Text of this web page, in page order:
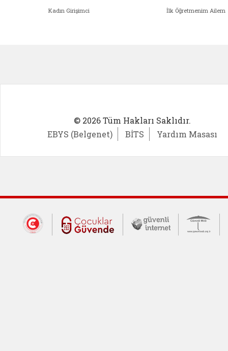
Kadın Girişimci İlk Öğretmenim Ailem
© 2026 Tüm Hakları Saklıdır.
EBYS (Belgenet)
BİTS Yardım Masası
Dış Bağlantılar
Cumhurbaşkanlığı İletişim Merkezi
Çocuklar Güvende (yeni
Güvenli